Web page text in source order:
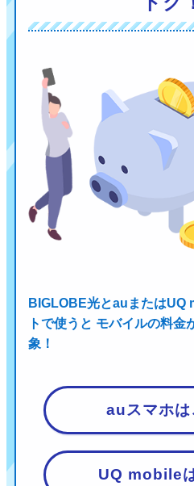
BIGLOBE光とauまたはUQ
トで使うと モバイルの料金
象！
auスマホは
UQ mobile